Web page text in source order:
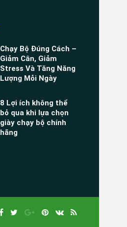
Chạy Bộ Đúng Cách –
Giảm Cân, Giảm
Stress Và Tăng Năng
Lượng Mỗi Ngày
8 Lợi ích không thể
bỏ qua khi lựa chọn
giày chạy bộ chính
hãng